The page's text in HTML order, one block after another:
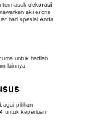
termasuk dekorasi
aksesoris
hari spesial Anda
untuk hadiah
lainnya
pilihan
untuk keperluan